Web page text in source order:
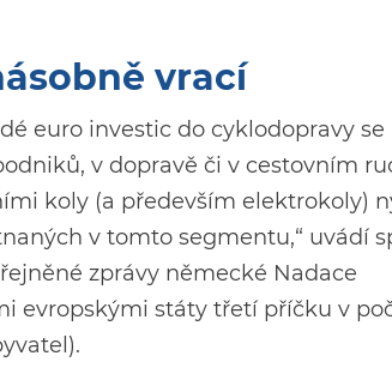
vrací
euro investic do cyklodopravy se
v dopravě či v cestovním
koly (a především elektrokoly)
v tomto segmentu,“ uvádí
zprávy německé Nadace
evropskými státy třetí příčku v